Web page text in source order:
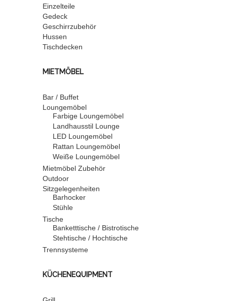
Einzelteile
Gedeck
Geschirrzubehör
Hussen
Tischdecken
MIETMÖBEL
Bar / Buffet
Loungemöbel
Farbige Loungemöbel
Landhausstil Lounge
LED Loungemöbel
Rattan Loungemöbel
Weiße Loungemöbel
Mietmöbel Zubehör
Outdoor
Sitzgelegenheiten
Barhocker
Stühle
Tische
Banketttische / Bistrotische
Stehtische / Hochtische
Trennsysteme
KÜCHENEQUIPMENT